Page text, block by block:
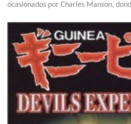
ocasionados por Charles Manson,